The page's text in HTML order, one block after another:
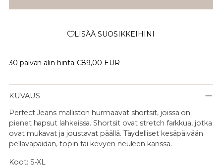
LISÄÄ SUOSIKKEIHINI
30 päivän alin hinta €89,00 EUR
KUVAUS
Perfect Jeans malliston hurmaavat shortsit, joissa on
pienet hapsut lahkeissa. Shortsit ovat stretch farkkua, jotka
ovat mukavat ja joustavat päällä. Täydelliset kesäpäivään
pellavapaidan, topin tai kevyen neuleen kanssa.
Koot: S-XL